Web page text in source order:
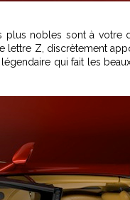
plus nobles sont à votre
lettre Z, discrètement
légendaire qui fait les